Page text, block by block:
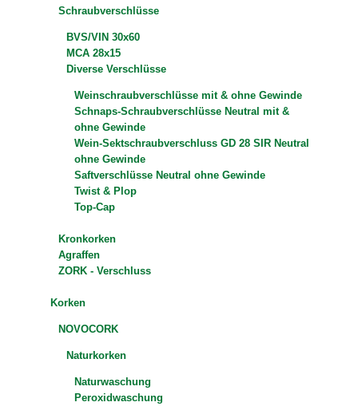
Schraubverschlüsse
BVS/VIN 30x60
MCA 28x15
Diverse Verschlüsse
Weinschraubverschlüsse mit & ohne Gewinde
Schnaps-Schraubverschlüsse Neutral mit &
ohne Gewinde
Wein-Sektschraubverschluss GD 28 SIR Neutral
ohne Gewinde
Saftverschlüsse Neutral ohne Gewinde
Twist & Plop
Top-Cap
Kronkorken
Agraffen
ZORK - Verschluss
Korken
NOVOCORK
Naturkorken
Naturwaschung
Peroxidwaschung